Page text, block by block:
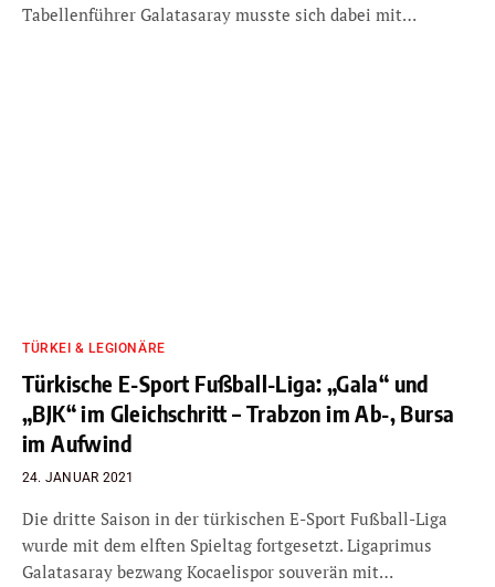
Tabellenführer Galatasaray musste sich dabei mit…
TÜRKEI & LEGIONÄRE
Türkische E-Sport Fußball-Liga: „Gala“ und
„BJK“ im Gleichschritt – Trabzon im Ab-, Bursa
im Aufwind
24. JANUAR 2021
Die dritte Saison in der türkischen E-Sport Fußball-Liga
wurde mit dem elften Spieltag fortgesetzt. Ligaprimus
Galatasaray bezwang Kocaelispor souverän mit…